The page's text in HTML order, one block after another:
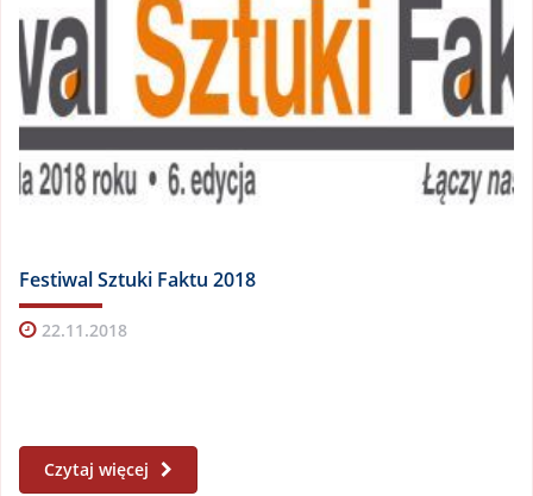
Festiwal Sztuki Faktu 2018
22.11.2018
Czytaj więcej